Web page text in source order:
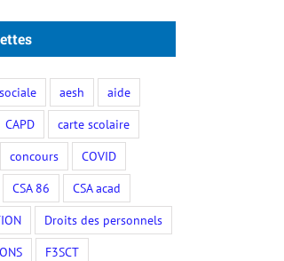
aesh
aide
CAPD
carte scolaire
concours
COVID
CSA 86
CSA acad
Droits des personnels
F3SCT